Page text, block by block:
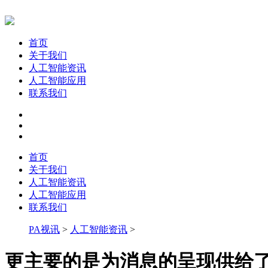
首页
关于我们
人工智能资讯
人工智能应用
联系我们
首页
关于我们
人工智能资讯
人工智能应用
联系我们
PA视讯 > 人工智能资讯 >
更主要的是为消息的呈现供给